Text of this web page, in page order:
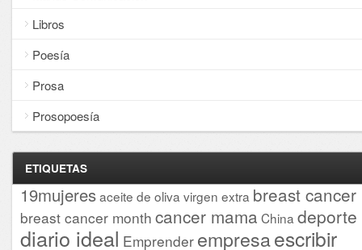
Libros
Poesía
Prosa
Prosopoesía
ETIQUETAS
19mujeresaceite de oliva virgen extra breast cancer
breast cancer month cancer mama China deporte
diario ideal Emprender empresaescribir